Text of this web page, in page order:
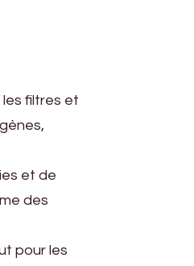
filtres et
et de
des
pour les